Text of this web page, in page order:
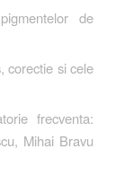
de
corectie si cele
frecventa:
Mihai Bravu